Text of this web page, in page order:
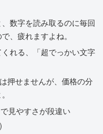
数字を読み取るのに毎回
、疲れますよね。
れる、「超でっかい文字
押せませんが、価格の分
見やすさが段違い